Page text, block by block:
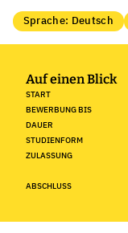
Sprache: Deutsch
Auf einen Blick
START
BEWERBUNG BIS
DAUER
STUDIENFORM
ZULASSUNG
ABSCHLUSS